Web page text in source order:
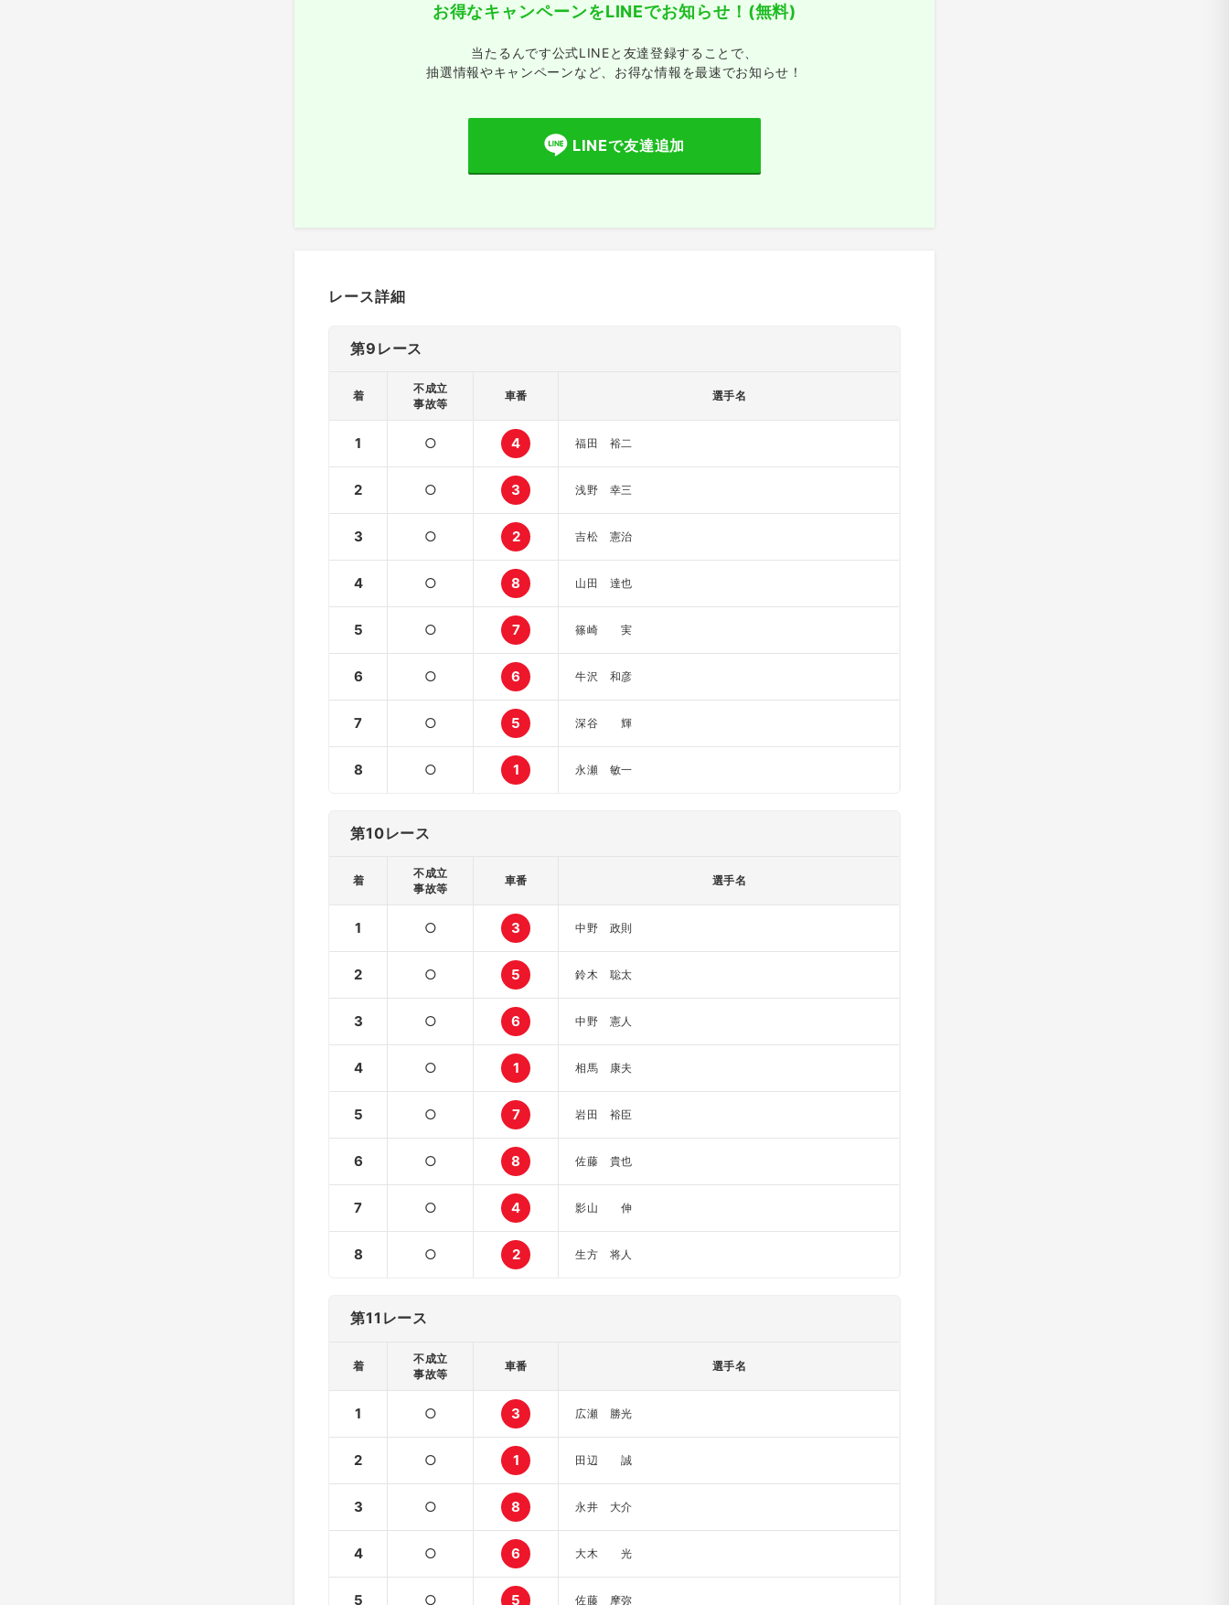
お得なキャンペーンをLINEでお知らせ！ (無料)
当たるんです公式LINEと友達登録することで、
抽選情報やキャンペーンなど、 お得な情報を最速でお知らせ！
LINEで友達追加
レース詳細
第9レース
着
不成立
事故等
車番 選手名
1 ○ 4 福田 裕二
2 ○ 3 浅野 幸三
3 ○ 2 吉松 憲治
4 ○ 8 山田 達也
5 ○ 7 篠崎 実
6 ○ 6 牛沢 和彦
7 ○ 5 深谷 輝
8 ○ 1 永瀬 敏一
第10レース
着
不成立
事故等
車番 選手名
1 ○ 3 中野 政則
2 ○ 5 鈴木 聡太
3 ○ 6 中野 憲人
4 ○ 1 相馬 康夫
5 ○ 7 岩田 裕臣
6 ○ 8 佐藤 貴也
7 ○ 4 影山 伸
8 ○ 2 生方 将人
第11レース
着
不成立
事故等
車番 選手名
1 ○ 3 広瀬 勝光
2 ○ 1 田辺 誠
3 ○ 8 永井 大介
4 ○ 6 大木 光
5 ○ 5 佐藤 摩弥